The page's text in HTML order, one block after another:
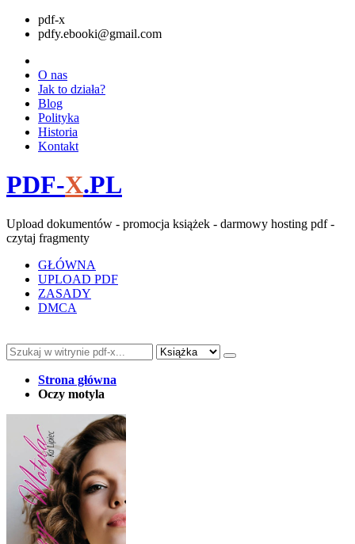
pdf-x
pdfy.ebooki@gmail.com
O nas
Jak to działa?
Blog
Polityka
Historia
Kontakt
PDF-X.PL
Upload dokumentów - promocja książek - darmowy hosting pdf -
czytaj fragmenty
GŁÓWNA
UPLOAD PDF
ZASADY
DMCA
Strona główna
Oczy motyla